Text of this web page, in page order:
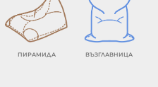
ПИРАМИДА ВЪЗГЛАВНИЦА